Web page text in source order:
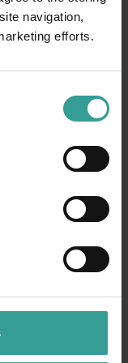
navigation,
efforts.
pesat.
imajinatif